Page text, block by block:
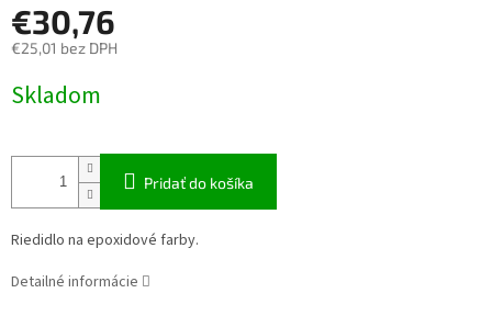
€30,76
€25,01 bez DPH
cena:
Skladom
Pridať do košíka
Riedidlo na epoxidové farby.
Detailné informácie